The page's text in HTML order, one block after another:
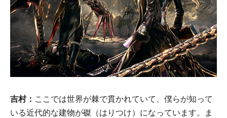
吉村： ここでは世界が棘で貫かれていて、僕らが知って
いる近代的な建物が磔（はりつけ）になっています。ま